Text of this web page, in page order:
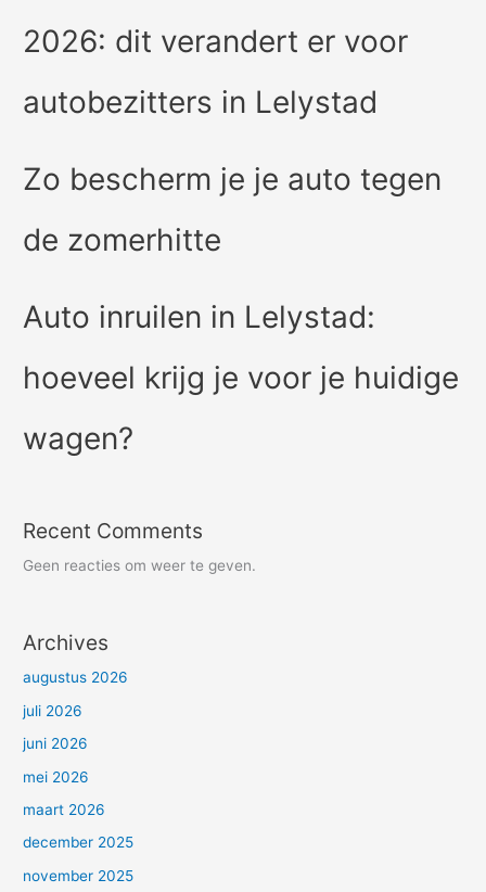
2026: dit verandert er voor
autobezitters in Lelystad
Zo bescherm je je auto tegen
de zomerhitte
Auto inruilen in Lelystad:
hoeveel krijg je voor je huidige
wagen?
Recent Comments
Geen reacties om weer te geven.
Archives
augustus 2026
juli 2026
juni 2026
mei 2026
maart 2026
december 2025
november 2025